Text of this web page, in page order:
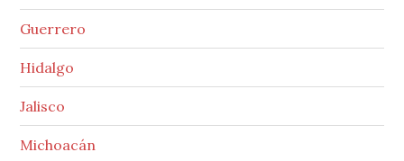
Guerrero
Hidalgo
Jalisco
Michoacán